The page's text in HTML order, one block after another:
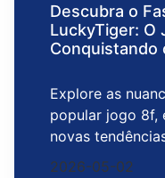
Descubra o
LuckyTiger: O
Conquistando
Explore as
popular jogo 8f,
novas
2026-05-02